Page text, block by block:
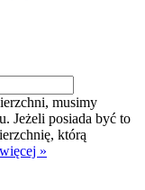
musimy
Jeżeli posiada być to
którą
»